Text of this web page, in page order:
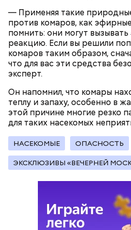
— Применяя такие
против комаров, как
помнить: они могут вызывать
реакцию. Если вы решили
комаров таким образом,
что для вас эти средства
эксперт.
Он напомнил, что комары
теплу и запаху, особенно в
этой причине многие резко
для таких насекомых
НАСЕКОМЫЕ ОПАСНОСТЬ
ЭКСКЛЮЗИВЫ «ВЕЧЕРНЕЙ
При встрече с шаровой
паниковать, подчеркнул
— Первые двое суток мы
Каждые два часа ездили
Время от выезда до выезда
есть работа. Ее надо
покровителем
оберегает детей и
провожают своих чад на
Николая присмотреть за
уличных происшествий.
Множество людей
поездки, чтобы поклониться
Николая, которые находятся
отмечается Никола Зимний, а
или летний. Этот день
обретении его мощей.